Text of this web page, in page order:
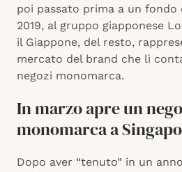
poi passato prima a un fondo
2019, al gruppo giapponese
il Giappone, del resto,
mercato del brand che lì
negozi monomarca.
In marzo apre un
monomarca a
Dopo aver “tenuto” in un